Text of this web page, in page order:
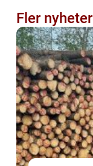
Fler nyheter